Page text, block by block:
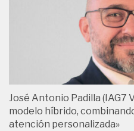
José Antonio Padilla (IAG7
modelo híbrido,
atención personalizada»